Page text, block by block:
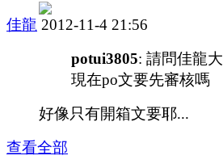
佳龍 2012-11-4 21:56
potui3805: 請問佳龍大
現在po文要先審核嗎
好像只有開箱文要耶...
查看全部